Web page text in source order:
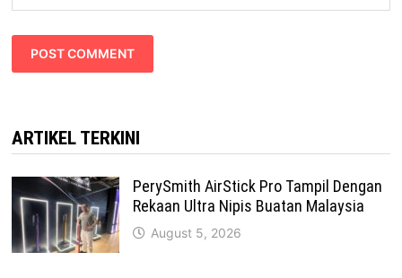
ARTIKEL TERKINI
PerySmith AirStick Pro Tampil Dengan
Rekaan Ultra Nipis Buatan Malaysia
August 5, 2026